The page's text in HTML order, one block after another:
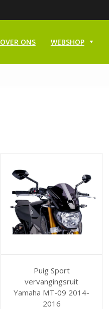
OVER ONS WEBSHOP
Puig Sport
vervangingsruit
Yamaha MT-09 2014-
2016